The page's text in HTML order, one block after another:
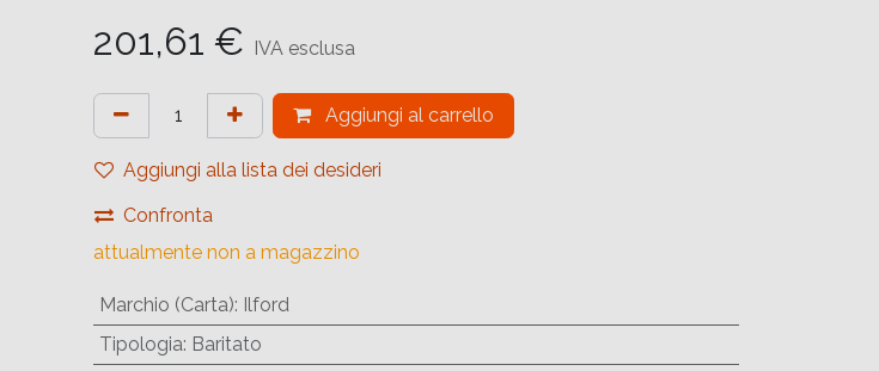
201,61 € IVA esclusa
Aggiungi al carrello
Aggiungi alla lista dei desideri
Confronta
attualmente non a magazzino
Marchio (Carta): Ilford
Tipologia: Baritato